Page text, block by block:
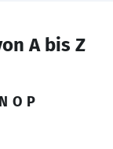
A bis Z
N O P